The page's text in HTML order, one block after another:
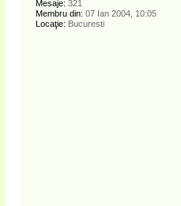
Mesaje: 321
Membru din: 07 Ian 2004, 10:05
Locaţie: Bucuresti